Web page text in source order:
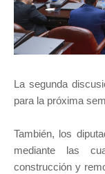
La segunda
para la próxima
También, los
mediante las
construcción y